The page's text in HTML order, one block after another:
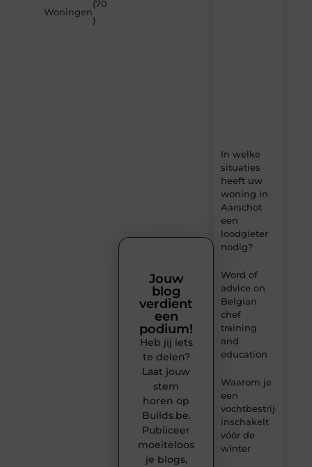
Woningen
(70
)
In welke
situaties
heeft uw
woning in
Aarschot
een
loodgieter
nodig?
Word of
advice on
Belgian
chef
training
and
education
Waarom je
een
inschakelt
vóór de
winter
Jouw
blog
verdient
een
podium!
Heb jij iets
te delen?
Laat jouw
stem
horen op
Builds.be.
Publiceer
moeiteloos
je blogs,